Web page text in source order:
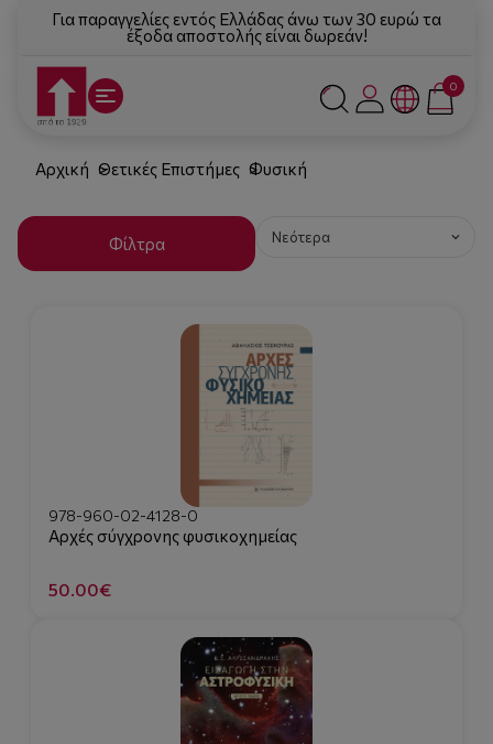
Για παραγγελίες εντός Ελλάδας άνω των 30 ευρώ τα
έξοδα αποστολής είναι δωρεάν!
0
Αρχική Θετικές Επιστήμες Φυσική
Φίλτρα
978-960-02-4128-0
Αρχές σύγχρονης φυσικοχημείας
50.00€